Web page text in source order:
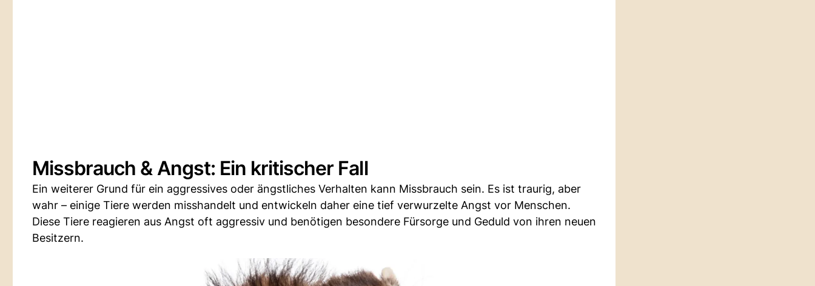
Missbrauch & Angst: Ein kritischer Fall
Ein weiterer Grund für ein aggressives oder ängstliches Verhalten kann Missbrauch sein. Es ist traurig, aber
wahr – einige Tiere werden misshandelt und entwickeln daher eine tief verwurzelte Angst vor Menschen.
Diese Tiere reagieren aus Angst oft aggressiv und benötigen besondere Fürsorge und Geduld von ihren neuen
Besitzern.